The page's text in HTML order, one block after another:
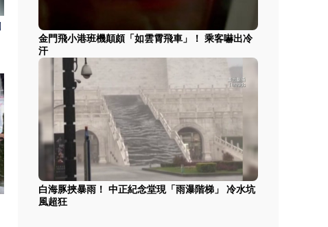
金門飛小港班機顛頗「如雲霄飛車」！ 乘客嚇出冷
汗
白海豚挾暴雨！ 中正紀念堂現「雨瀑階梯」 冷水坑
風超狂